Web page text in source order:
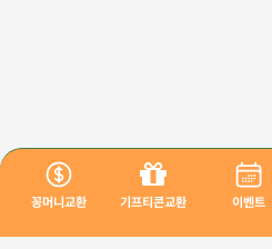
꽁머니교환 기프티콘교환 이벤트